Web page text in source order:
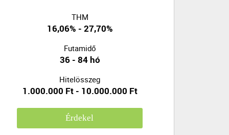
THM
16,06% - 27,70%
Futamidő
36 - 84 hó
Hitelösszeg
1.000.000 Ft - 10.000.000 Ft
Érdekel